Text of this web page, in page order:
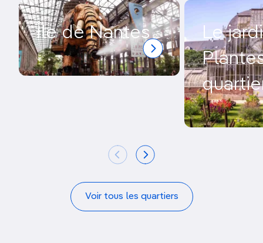
Île de Nantes
Le
Voir tous les quartiers